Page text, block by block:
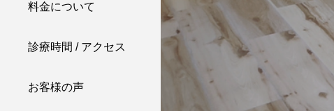
料金について
診療時間 / アクセス
お客様の声